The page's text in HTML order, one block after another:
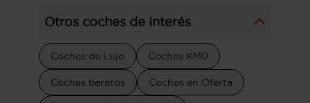
Otros coches de interés
Coches de Lujo Coches KM0
Coches baratos Coches en Oferta